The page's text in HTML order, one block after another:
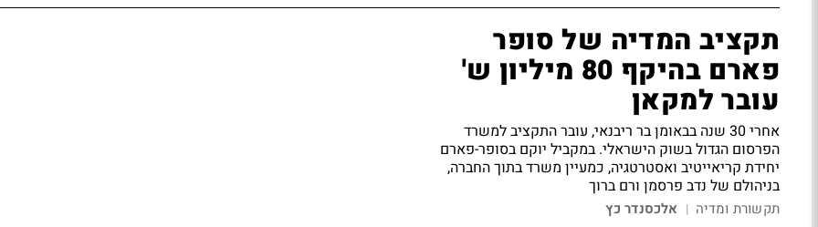
תקציב המדיה של סופר
פארם בהיקף 80 מיליון ש'
עובר למקאן
אחרי 30 שנה בבאומן בר ריבנאי, עובר התקציב למשרד
הפרסום הגדול בשוק הישראלי. במקביל יוקם בסופר-פארם
יחידת קריאייטיב ואסטרטגיה, כמעיין משרד בתוך החברה,
בניהולם של נדב פרסמן ורם ברוך
תקשורת ומדיה | אלכסנדר כץ